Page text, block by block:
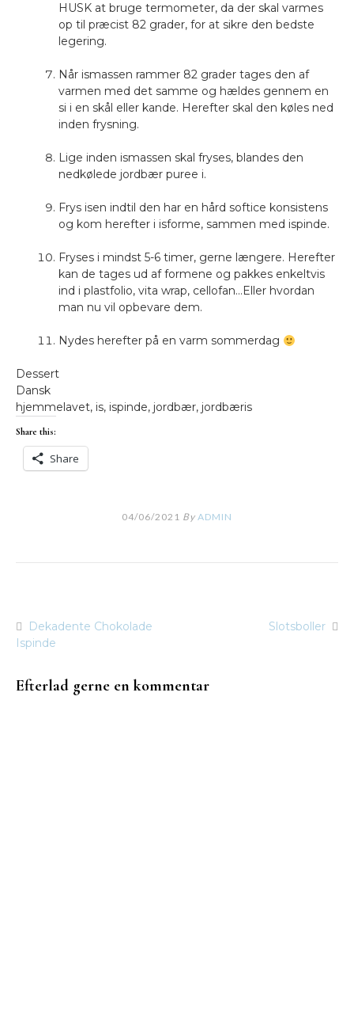
HUSK at bruge termometer, da der skal varmes
op til præcist 82 grader, for at sikre den bedste
legering.
Når ismassen rammer 82 grader tages den af
varmen med det samme og hældes gennem en
si i en skål eller kande. Herefter skal den køles ned
inden frysning.
Lige inden ismassen skal fryses, blandes den
nedkølede jordbær puree i.
Frys isen indtil den har en hård softice konsistens
og kom herefter i isforme, sammen med ispinde.
Fryses i mindst 5-6 timer, gerne længere. Herefter
kan de tages ud af formene og pakkes enkeltvis
ind i plastfolio, vita wrap, cellofan…Eller hvordan
man nu vil opbevare dem.
Nydes herefter på en varm sommerdag
Dessert
Dansk
hjemmelavet, is, ispinde, jordbær, jordbæris
Share this:
Share
04/06/2021 By ADMIN
Indlægsnavigation
Dekadente Chokolade
Ispinde
Slotsboller
Efterlad gerne en kommentar